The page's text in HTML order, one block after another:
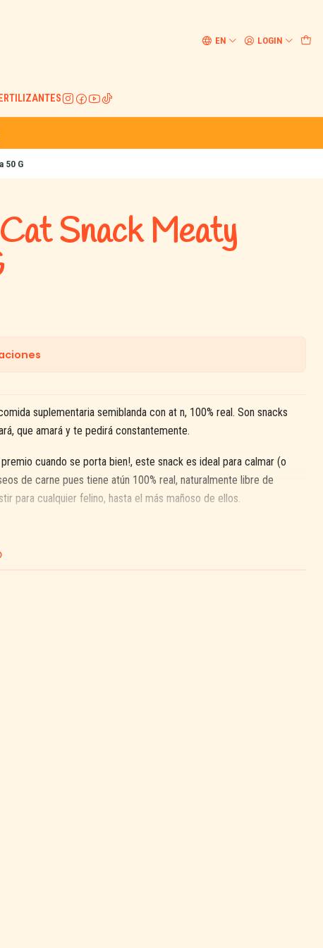
EN LOGIN
50 G
Snack Meaty
suplementaria semiblanda con at n, 100% real. Son snacks
que amará y te pedirá constantemente.
cuando se porta bien!, este snack es ideal para calmar (o
de carne pues tiene atún 100% real, naturalmente libre de
para cualquier felino, hasta el más mañoso de ellos.